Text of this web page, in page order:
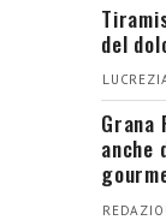
del
Grana
anche